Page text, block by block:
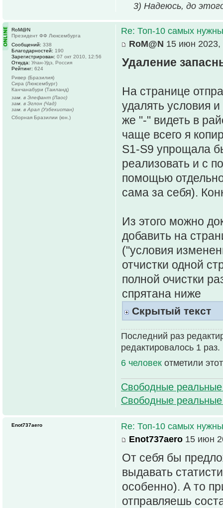
3) Надеюсь, до
Re: Топ-10 самых
RoM@N 15 июн 2023,
Удаление
На странице
удалять условия
же "-" видеть в
чаще всего я
S1-S9 упрощала
реализовать и с
помощью
сама за себя).
Из этого можно
добавить на
("условия
отчистки одной
полной очистки
спрятана ниже
Скрытый текст
Последний раз
редактировалось 1 раз.
6 человек отметили
Свободные
Свободные
RoM@N
Президент ФФ Люксембурга
Сообщений: 338
Благодарностей: 190
Зарегистрирован: 07 окт 2010, 12:56
Откуда: Улан-Удэ, Россия
Рейтинг: 624
Ривер (Бразилия)
Сира (Люксембург)
Канчанабури (Таиланд)
зам. в Элефант (Лаос)
зам. в Эглон (Чад)
зам. в Арал (Узбекистан)
Сборная Бразилии (юн.)
Re: Топ-10 самых
Enot737aero 15 июн
От себя бы
выдавать
особенно). А то
отправляешь
Enot737aero